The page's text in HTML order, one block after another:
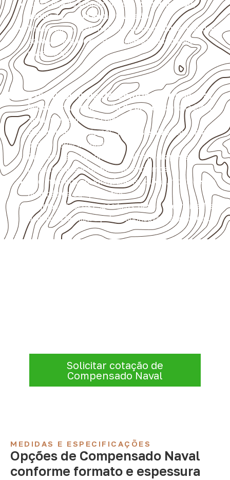
Armazene as chapas em local coberto, seco,
ventilado e com apoio nivelado.
Valide com o responsável técnico qualquer uso que
envolva carga, exposição intensa ou requisitos
específicos.
Usos profissionais do Compensado Naval
Marcenaria e fabricação de móveis
destinados a
ambientes sujeitos à umidade.
Revestimentos internos, painéis e divisórias para
projetos profissionais.
Projetos de transporte que utilizam chapas em
revestimentos e componentes internos.
Uso industrial em embalagens, caixas, montagem e
proteção de equipamentos.
Projetos náuticos específicos, desde que validados
pela ficha técnica e pelo responsável pelo projeto.
Solicitar cotação de
Compensado Naval
MEDIDAS E ESPECIFICAÇÕES
Opções de Compensado Naval
conforme formato e espessura